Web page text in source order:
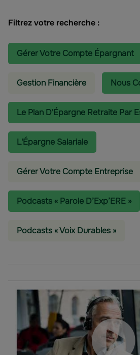
Filtrez votre recherche :
Gérer Votre Compte Épargnant
Gestion Financière Nous
Le Plan D'Épargne Retraite Par
L'épargne Salariale
Gérer Votre Compte Entreprise
Podcasts « Parole D’Exp’ERE »
Podcasts « Voix Durables »